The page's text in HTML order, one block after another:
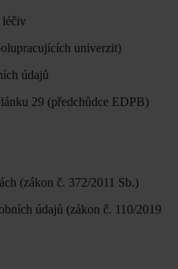
léčiv
univerzit)
údajů
29 (předchůdce EDPB)
(zákon č. 372/2011 Sb.)
údajů (zákon č. 110/2019